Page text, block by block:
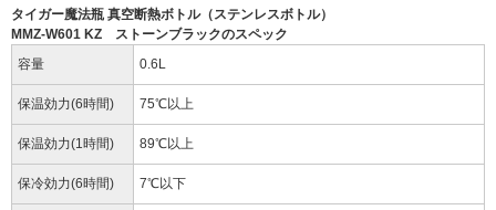
タイガー魔法瓶 真空断熱ボトル（ステンレスボトル）
MMZ-W601 KZ ストーンブラックのスペック
容量
0.6L
保温効力(6時間) 75℃以上
保温効力(1時間) 89℃以上
保冷効力(6時間) 7℃以下